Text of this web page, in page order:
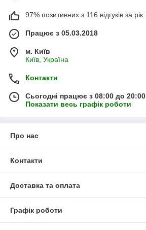
97% позитивних з 116 відгуків за рік
Працює з 05.03.2018
м. Київ
Київ, Україна
Контакти
Сьогодні працює з 08:00 до 20:00
Показати весь графік роботи
Про нас
Контакти
Доставка та оплата
Графік роботи